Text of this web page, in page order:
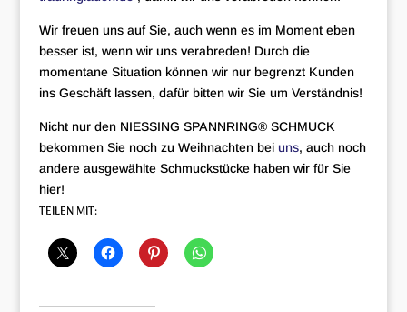
Wir freuen uns auf Sie, auch wenn es im Moment eben
besser ist, wenn wir uns verabreden! Durch die
momentane Situation können wir nur begrenzt Kunden
ins Geschäft lassen, dafür bitten wir Sie um Verständnis!
Nicht nur den NIESSING SPANNRING® SCHMUCK
bekommen Sie noch zu Weihnachten bei uns, auch noch
andere ausgewählte Schmuckstücke haben wir für Sie
hier!
TEILEN MIT: